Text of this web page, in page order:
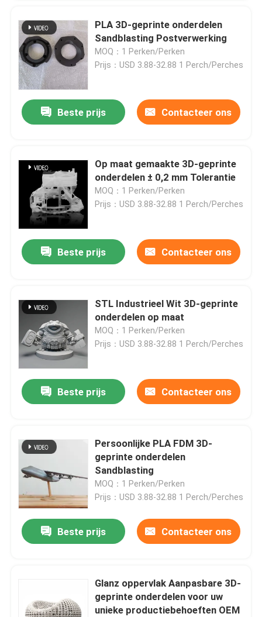
PLA 3D-geprinte onderdelen
Sandblasting Postverwerking
MOQ：1 Perken/Perken
Prijs：USD 3.88-32.88 1 Perch/Perches
Beste prijs Contacteer ons
Op maat gemaakte 3D-geprinte
onderdelen ± 0,2 mm Tolerantie
MOQ：1 Perken/Perken
Prijs：USD 3.88-32.88 1 Perch/Perches
Beste prijs Contacteer ons
STL Industrieel Wit 3D-geprinte
onderdelen op maat
MOQ：1 Perken/Perken
Prijs：USD 3.88-32.88 1 Perch/Perches
Beste prijs Contacteer ons
Persoonlijke PLA FDM 3D-
geprinte onderdelen
Sandblasting
MOQ：1 Perken/Perken
Prijs：USD 3.88-32.88 1 Perch/Perches
Beste prijs Contacteer ons
Glanz oppervlak Aanpasbare 3D-
geprinte onderdelen voor uw
unieke productiebehoeften OEM